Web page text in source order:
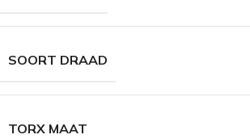
SOORT DRAAD
TORX MAAT